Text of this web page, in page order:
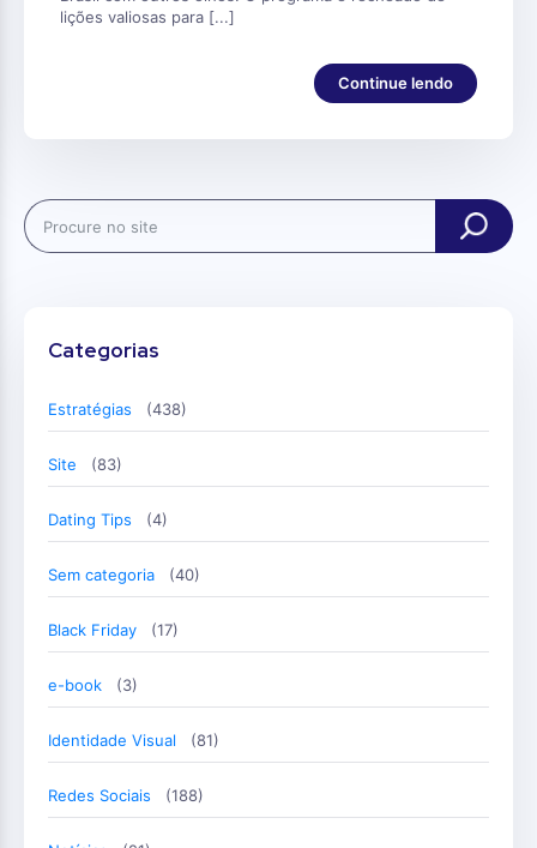
lições valiosas para [...]
Continue lendo
Search
Categorias
Estratégias (438)
Site (83)
Dating Tips (4)
Sem categoria (40)
Black Friday (17)
e-book (3)
Identidade Visual (81)
Redes Sociais (188)